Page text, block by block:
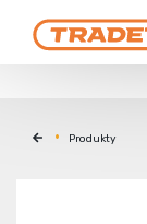
Produkty